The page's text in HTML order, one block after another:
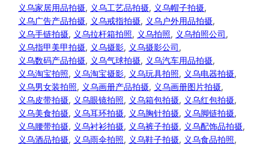
义乌家居用品拍摄, 义乌工艺品拍摄, 义乌帽子拍摄,
义乌广告产品拍摄, 义乌戒指拍摄, 义乌户外用品拍摄,
义乌手链拍摄, 义乌拉杆箱拍照, 义乌拍照, 义乌拍照公司,
义乌指甲美甲拍摄, 义乌摄影, 义乌摄影公司,
义乌数码产品拍摄, 义乌气球拍摄, 义乌汽车用品拍摄,
义乌淘宝拍照, 义乌淘宝摄影, 义乌玩具拍照, 义乌电器拍摄,
义乌男女装拍照, 义乌画册产品拍摄, 义乌画册图片拍摄,
义乌皮带拍摄, 义乌眼镜拍照, 义乌箱包拍摄, 义乌红包拍摄,
义乌美食拍摄, 义乌耳环拍摄, 义乌胸针拍摄, 义乌脚链拍摄,
义乌腰带拍摄, 义乌衬衫拍摄, 义乌裤子拍摄, 义乌配饰品拍摄,
义乌酒品拍摄, 义乌雨伞拍照, 义乌鞋子拍摄, 义乌食品拍照,